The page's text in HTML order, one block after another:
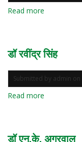
Read more
शर्मा
डॉ रवींद्र सिंह
Submitted by admin on
Read more
डॉ एन.के. अग्रवाल